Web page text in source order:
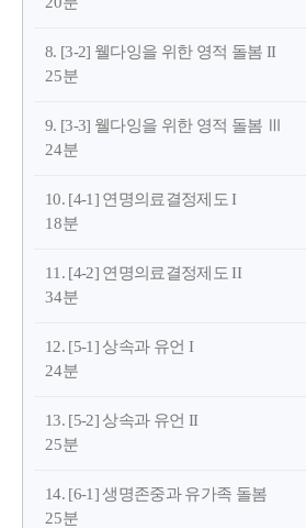
8. [3-2] 웰다잉을 위한 영적 돌봄 II
25분
9. [3-3] 웰다잉을 위한 영적 돌봄 Ⅲ
24분
10. [4-1] 연명의료결정제도 I
18분
11. [4-2] 연명의료결정제도 II
34분
12. [5-1] 상속과 유언 I
24분
13. [5-2] 상속과 유언 II
25분
14. [6-1] 생명존중과 유가족 돌봄
25분